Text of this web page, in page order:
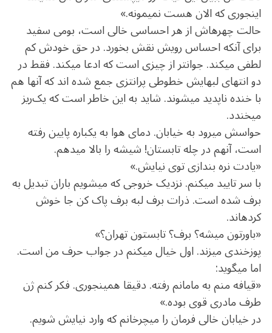
این‏جوری که الان هست نمی‏مونه.»
حالت چهره‏اش از هر احساسی خالی است، بومی سفید
برای آن‏که احساس رویش نقش بخورد. در حق خودش کم
‏لطفی می‏کند. جوان‏تر از چیزی است که ادعا می‏کند. فقط در
دو انتهای لب‏هایش خطوطی پرانتزی جمع شده ‏اند که آن‏ها هم
با خنده ناپدید می‏شوند. شاید به این خاطر است که یک‌ریز
می‏خندد.
حواسش می‏رود به خیابان. دمای هوا به یکباره پایین رفته
است، آن‏هم در چله تابستان! شیشه را بالا می‏دهم.
«یادت نره بندازی توی نیایش.»
با سر تایید می‏کنم. نزدیک خروجی که می‏شویم باران تبدیل به
برف شده است. ذرات برف لبه برف ‏پاک ‏کن جا خوش
کرده‏اند.
«باورتون می‏شه؟ برف؟ تابستون تهران؟»
پوزخندی می‏زند. اول خیال می‏کنم در جواب حرف من است.
اما می‏گوید:
«قیافه منم به مامانم رفته. دقیقا همین‏جوری. فکر کنم ژن
طرف مادری قوی بوده.»
در خیابان خالی فرمان را می‏چرخانم که وارد نیایش شویم.